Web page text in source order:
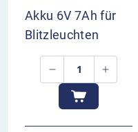
Akku 6V 7Ah für
Blitzleuchten